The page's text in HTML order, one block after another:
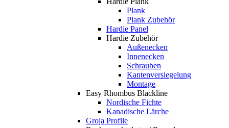
Plank
Plank Zubehör
Hardie Panel
Hardie Zubehör
Außenecken
Innenecken
Schrauben
Kantenversiegelung
Montage
Easy Rhombus Blackline
Nordische Fichte
Kanadische Lärche
Groja Profile